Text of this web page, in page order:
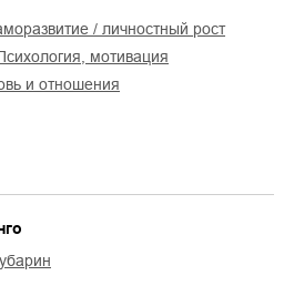
/ личностный рост
психология, мотивация
и отношения